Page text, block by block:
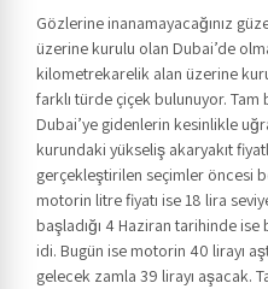
Gözlerine inanamayacağınız
üzerine kurulu olan Dubai’de
kilometrekarelik alan üzerine
farklı türde çiçek bulunuyor.
Dubai’ye gidenlerin kesinlikle
kurundaki yükseliş akaryakıt
gerçekleştirilen seçimler öncesi
motorin litre fiyatı ise 18 lira
başladığı 4 Haziran tarihinde
idi. Bugün ise motorin 40 lirayı
gelecek zamla 39 lirayı aşacak.